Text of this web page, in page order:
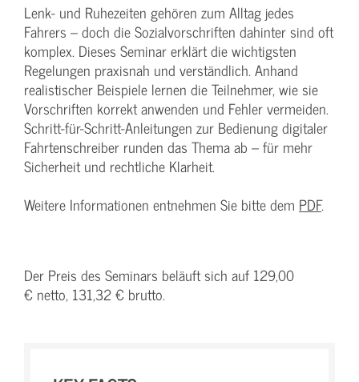
Lenk- und Ruhezeiten gehören zum Alltag jedes
Fahrers – doch die Sozialvorschriften dahinter sind oft
komplex. Dieses Seminar erklärt die wichtigsten
Regelungen praxisnah und verständlich. Anhand
realistischer Beispiele lernen die Teilnehmer, wie sie
Vorschriften korrekt anwenden und Fehler vermeiden.
Schritt-für-Schritt-Anleitungen zur Bedienung digitaler
Fahrtenschreiber runden das Thema ab – für mehr
Sicherheit und rechtliche Klarheit.
Weitere Informationen entnehmen Sie bitte dem PDF.
Der Preis des Seminars beläuft sich auf 129,00
€ netto, 131,32 € brutto.